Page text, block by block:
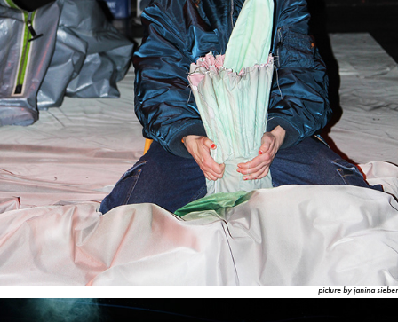
picture by janina sieber